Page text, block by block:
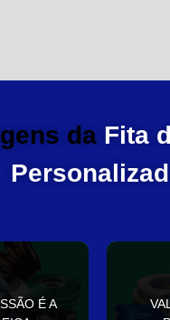
da Fita
É A
fala por que